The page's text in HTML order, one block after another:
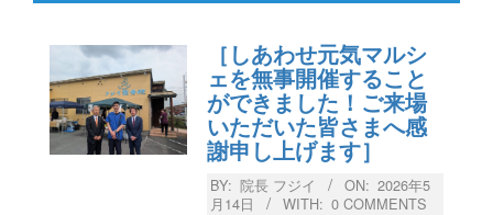
［しあわせ元気マルシ
ェを無事開催すること
ができました！ご来場
いただいた皆さまへ感
謝申し上げます］
BY: 院長 フジイ ON: 2026年5
月14日
WITH: 0 COMMENTS